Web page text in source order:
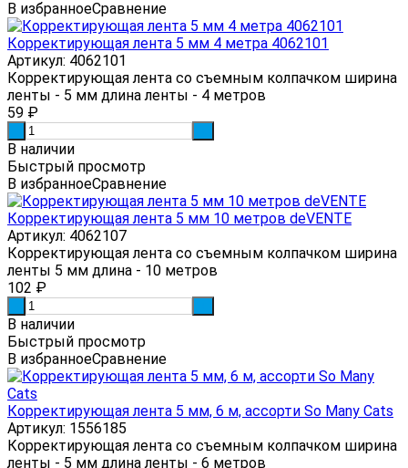
В избранноеСравнение
Корректирующая лента 5 мм 4 метра 4062101
Артикул: 4062101
Корректирующая лента со съемным колпачком ширина
ленты - 5 мм длина ленты - 4 метров
59 ₽
В наличии
Быстрый просмотр
В избранноеСравнение
Корректирующая лента 5 мм 10 метров deVENTE
Артикул: 4062107
Корректирующая лента со съемным колпачком ширина
ленты 5 мм длина - 10 метров
102 ₽
В наличии
Быстрый просмотр
В избранноеСравнение
Корректирующая лента 5 мм, 6 м, ассорти So Many Cats
Артикул: 1556185
Корректирующая лента со съемным колпачком ширина
ленты - 5 мм длина ленты - 6 метров